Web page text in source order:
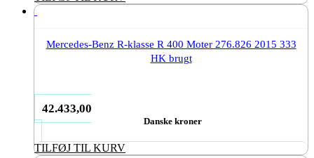
Mercedes-Benz R-klasse R 400 Moter 276.826 2015 333
HK brugt
42.433,00
Danske kroner
TILFØJ TIL KURV